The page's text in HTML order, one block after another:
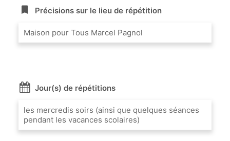
Précisions sur le lieu de répétition
Maison pour Tous Marcel Pagnol
Jour(s) de répétitions
les mercredis soirs (ainsi que quelques séances
pendant les vacances scolaires)